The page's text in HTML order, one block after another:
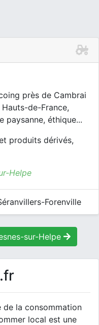
près de Cambrai
de-France,
paysanne, éthique...
produits dérivés,
Helpe
Forenville
sur-Helpe
de la consommation
local est une